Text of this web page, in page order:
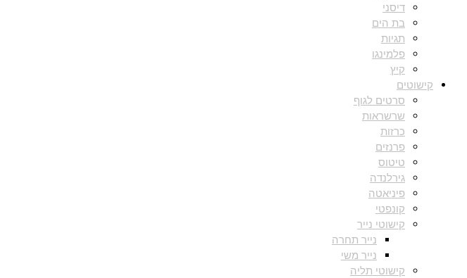
דיסני
בת הים
תגיות
פלמינגו
קיץ
קישוטים
סרטים לגוף
שרשראות
כרזות
פרנזים
טיטוס
גירלנדה
פיניאטה
קונפטי
קישוטי נייר
נייר תחרה
נייר משי
קישוטי תליה